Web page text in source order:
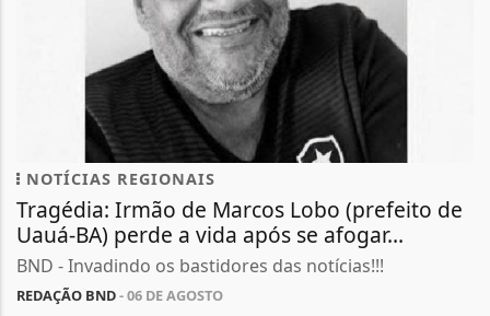
NOTÍCIAS REGIONAIS
Tragédia: Irmão de Marcos Lobo (prefeito de
Uauá-BA) perde a vida após se afogar...
BND - Invadindo os bastidores das notícias!!!
REDAÇÃO BND- 06 DE AGOSTO